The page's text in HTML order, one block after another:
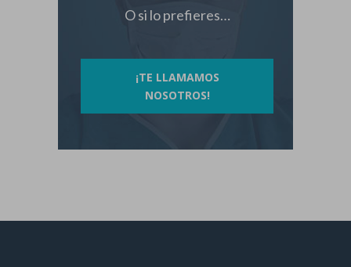
O si lo prefieres…
¡TE LLAMAMOS
NOSOTROS!